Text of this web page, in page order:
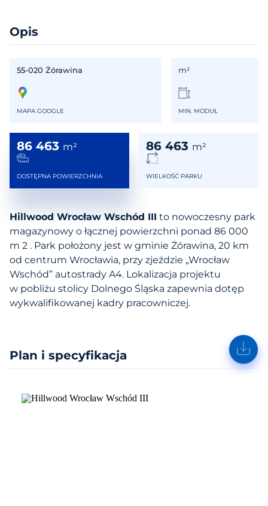
Opis
55-020 Żórawina
MAPA GOOGLE
m²
MIN. MODUŁ
86 463 m²
DOSTĘPNA POWIERZCHNIA
86 463 m²
WIELKOŚĆ PARKU
Hillwood Wrocław Wschód III to nowoczesny park
magazynowy o łącznej powierzchni ponad 86 000
m 2 . Park położony jest w gminie Żórawina, 20 km
od centrum Wrocławia, przy zjeździe „Wrocław
Wschód” autostrady A4. Lokalizacja projektu
w pobliżu stolicy Dolnego Śląska zapewnia dotęp
wykwalifikowanej kadry pracowniczej.
Plan i specyfikacja